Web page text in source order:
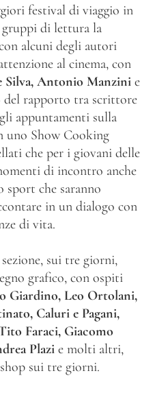
festival di viaggio in
di lettura la
alcuni degli autori
al cinema, con
Silva, Antonio Manzini e
del rapporto tra scrittore
appuntamenti sulla
uno Show Cooking
che per i giovani delle
di incontro anche
che saranno
in un dialogo con
di vita.
sui tre giorni,
grafico, con ospiti
Giardino, Leo Ortolani,
Caluri e Pagani,
Faraci, Giacomo
Plazi e molti altri,
sui tre giorni.